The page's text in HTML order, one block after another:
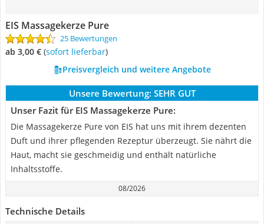
EIS Massagekerze Pure
25 Bewertungen
ab 3,00 € ( Sofort lieferbar)
Preisvergleich und weitere Angebote
Unsere Bewertung: SEHR GUT
Unser Fazit für EIS Massagekerze Pure:
Die Massagekerze Pure von EIS hat uns mit ihrem dezenten
Duft und ihrer pflegenden Rezeptur überzeugt. Sie nährt die
Haut, macht sie geschmeidig und enthält natürliche
Inhaltsstoffe.
08/2026
Technische Details